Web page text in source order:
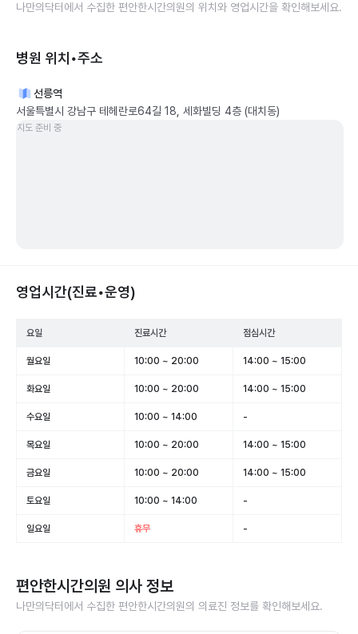
나만의닥터에서 수집한 편안한시간의원의 위치와 영업시간을 확인해보세요.
병원 위치•주소
선릉역
서울특별시 강남구 테헤란로64길 18, 세화빌딩 4층 (대치동)
지도 준비 중
영업시간(진료•운영)
요일 진료시간 점심시간
월요일 10:00 ~ 20:00 14:00 ~ 15:00
화요일 10:00 ~ 20:00 14:00 ~ 15:00
수요일 10:00 ~ 14:00 -
목요일 10:00 ~ 20:00 14:00 ~ 15:00
금요일 10:00 ~ 20:00 14:00 ~ 15:00
토요일 10:00 ~ 14:00 -
일요일 휴무 -
편안한시간의원 의사 정보
나만의닥터에서 수집한 편안한시간의원의 의료진 정보를 확인해보세요.